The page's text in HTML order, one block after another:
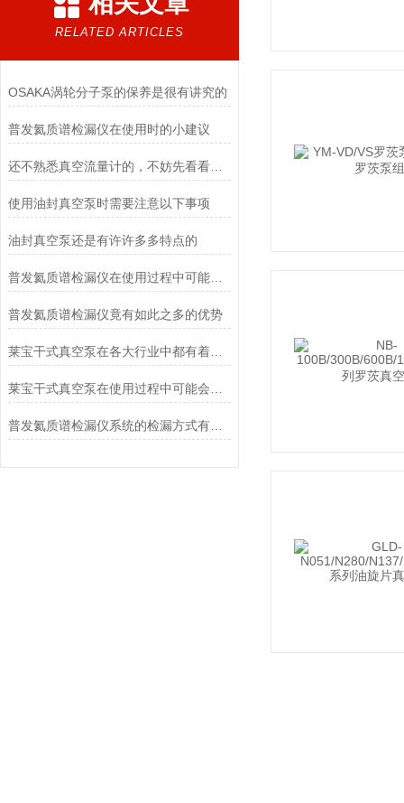
RELATED ARTICLES
OSAKA涡轮分子泵的保养是很有讲究的
普发氦质谱检漏仪在使用时的小建议
还不熟悉真空流量计的，不妨先看看下文
使用油封真空泵时需要注意以下事项
油封真空泵还是有许许多多特点的
普发氦质谱检漏仪在使用过程中可能会遇到一些常见问题
普发氦质谱检漏仪竟有如此之多的优势
普发氦质谱检漏仪系统的检漏方式有哪几种？